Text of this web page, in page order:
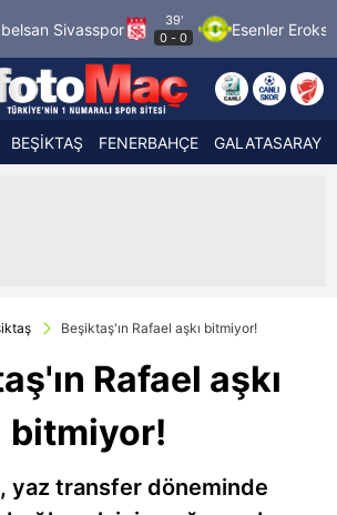
39'
0-0 Esenler Erokspor
BEŞİKTAŞ FENERBAHÇE GALATASARAY
Beşiktaş'ın Rafael aşkı bitmiyor!
Rafael aşkı
bitmiyor!
yaz transfer döneminde